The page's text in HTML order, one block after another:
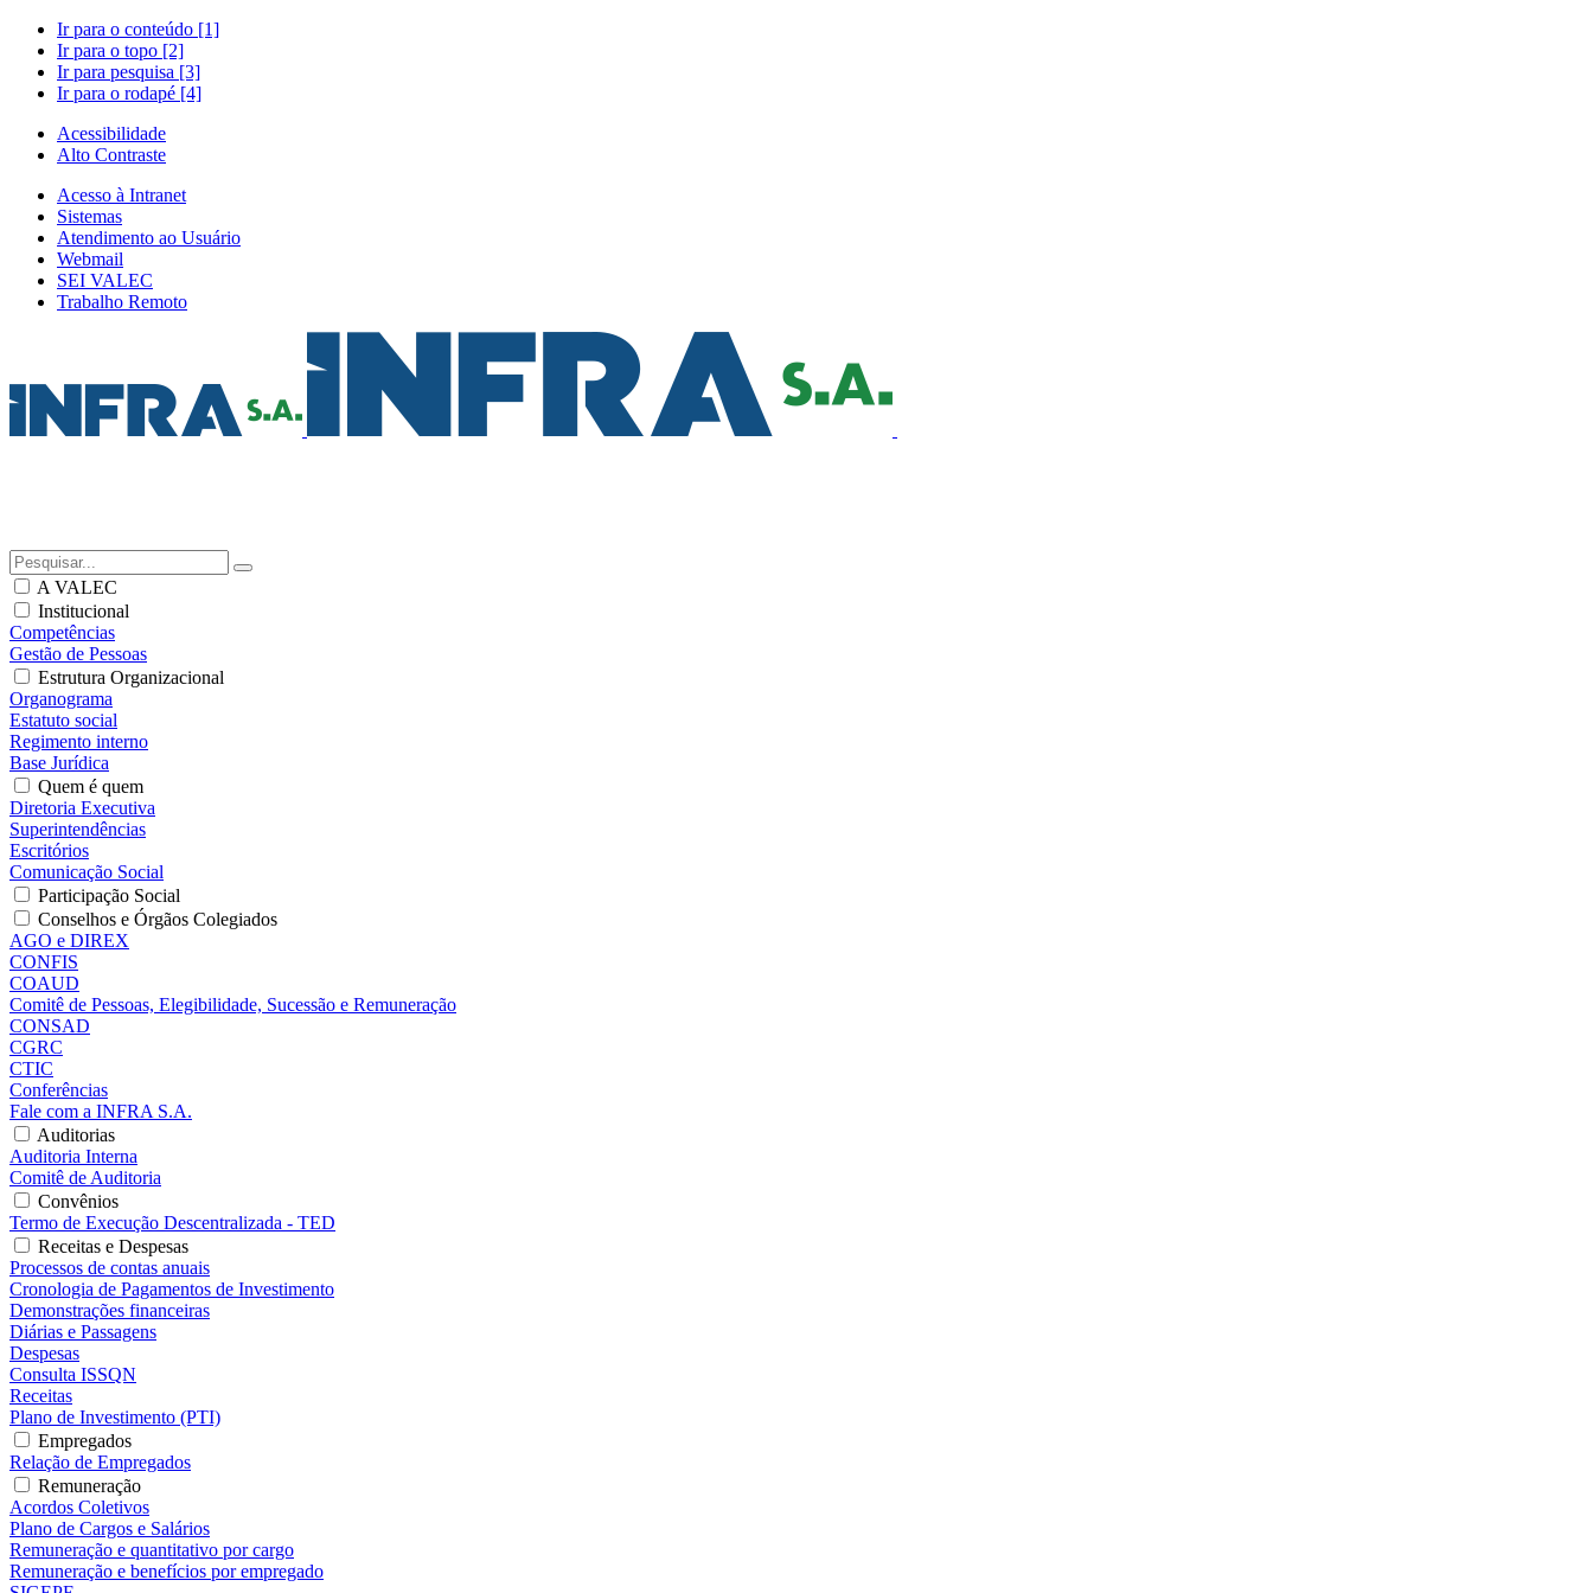
Ir para o conteúdo [1]
Ir para o topo [2]
Ir para pesquisa [3]
Ir para o rodapé [4]
Acessibilidade
Alto Contraste
Acesso à Intranet
Sistemas
Atendimento ao Usuário
Webmail
SEI VALEC
Trabalho Remoto
A VALEC
Institucional
Competências
Gestão de Pessoas
Estrutura Organizacional
Organograma
Estatuto social
Regimento interno
Base Jurídica
Quem é quem
Diretoria Executiva
Superintendências
Escritórios
Comunicação Social
Participação Social
Conselhos e Órgãos Colegiados
AGO e DIREX
CONFIS
COAUD
Comitê de Pessoas, Elegibilidade, Sucessão e Remuneração
CONSAD
CGRC
CTIC
Conferências
Fale com a INFRA S.A.
Auditorias
Auditoria Interna
Comitê de Auditoria
Convênios
Termo de Execução Descentralizada - TED
Receitas e Despesas
Processos de contas anuais
Cronologia de Pagamentos de Investimento
Demonstrações financeiras
Diárias e Passagens
Despesas
Consulta ISSQN
Receitas
Plano de Investimento (PTI)
Empregados
Relação de Empregados
Remuneração
Acordos Coletivos
Plano de Cargos e Salários
Remuneração e quantitativo por cargo
Remuneração e benefícios por empregado